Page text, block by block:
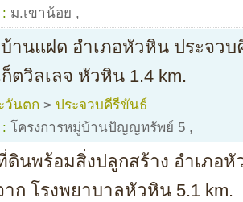
ม.เขาน้อย ,
านแฝด อำเภอหัวหิน ประจว
ก็ตวิลเลจ หัวหิน 1.4 km.
วันตก > ประจวบคีรีขันธ์
โครงการหมู่บ้านปัญญทรัพย์ 5 ,
ดินพร้อมสิ่งปลูกสร้าง อำเภอ
าก โรงพยาบาลหัวหิน 5.1 km.